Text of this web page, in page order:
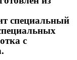
специальный
с